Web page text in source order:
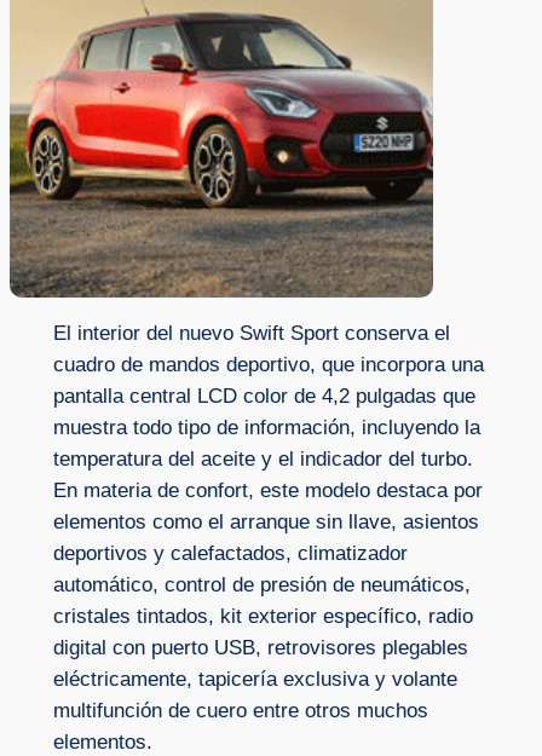
El interior del nuevo Swift Sport conserva el
cuadro de mandos deportivo, que incorpora una
pantalla central LCD color de 4,2 pulgadas que
muestra todo tipo de información, incluyendo la
temperatura del aceite y el indicador del turbo.
En materia de confort, este modelo destaca por
elementos como el arranque sin llave, asientos
deportivos y calefactados, climatizador
automático, control de presión de neumáticos,
cristales tintados, kit exterior específico, radio
digital con puerto USB, retrovisores plegables
eléctricamente, tapicería exclusiva y volante
multifunción de cuero entre otros muchos
elementos.